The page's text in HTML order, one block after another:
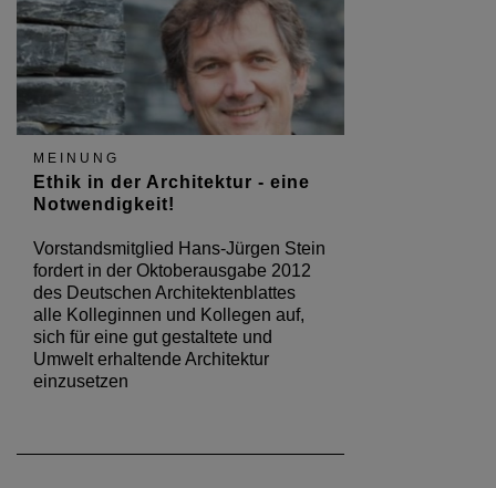
MEINUNG
Ethik in der Architektur - eine
Notwendigkeit!
Vorstandsmitglied Hans-Jürgen Stein
fordert in der Oktoberausgabe 2012
des Deutschen Architektenblattes
alle Kolleginnen und Kollegen auf,
sich für eine gut gestaltete und
Umwelt erhaltende Architektur
einzusetzen